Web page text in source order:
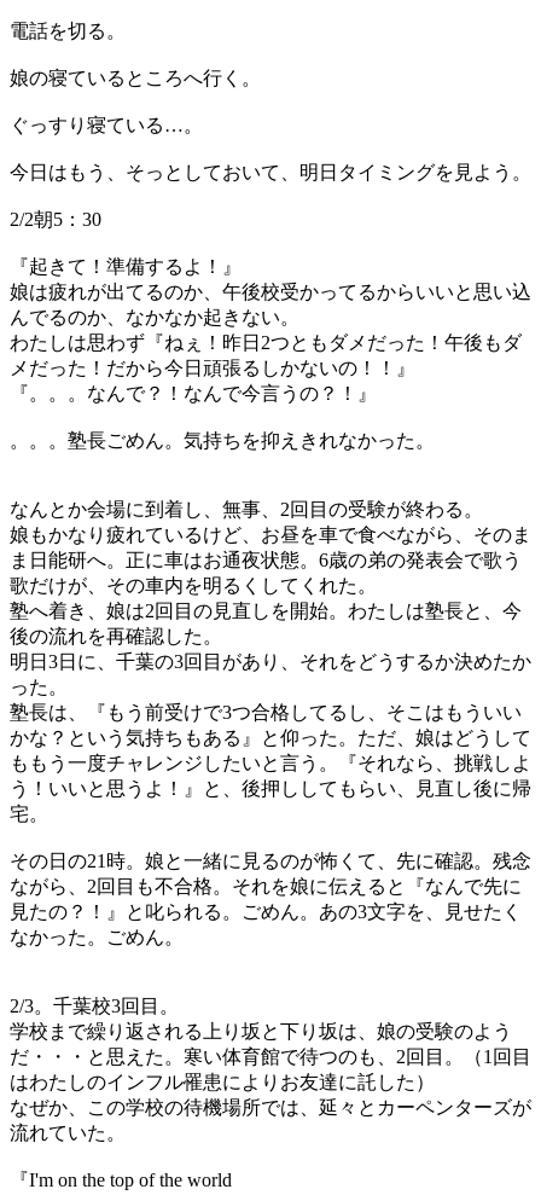
電話を切る。
娘の寝ているところへ行く。
ぐっすり寝ている…。
今日はもう、そっとしておいて、明日タイミングを見よう。
2/2朝5：30
『起きて！準備するよ！』
娘は疲れが出てるのか、午後校受かってるからいいと思い込
んでるのか、なかなか起きない。
わたしは思わず『ねぇ！昨日2つともダメだった！午後もダ
メだった！だから今日頑張るしかないの！！』
『。。。なんで？！なんで今言うの？！』
。。。塾長ごめん。気持ちを抑えきれなかった。
なんとか会場に到着し、無事、2回目の受験が終わる。
娘もかなり疲れているけど、お昼を車で食べながら、そのま
ま日能研へ。正に車はお通夜状態。6歳の弟の発表会で歌う
歌だけが、その車内を明るくしてくれた。
塾へ着き、娘は2回目の見直しを開始。わたしは塾長と、今
後の流れを再確認した。
明日3日に、千葉の3回目があり、それをどうするか決めたか
った。
塾長は、『もう前受けで3つ合格してるし、そこはもういい
かな？という気持ちもある』と仰った。ただ、娘はどうして
ももう一度チャレンジしたいと言う。『それなら、挑戦しよ
う！いいと思うよ！』と、後押ししてもらい、見直し後に帰
宅。
その日の21時。娘と一緒に見るのが怖くて、先に確認。残念
ながら、2回目も不合格。それを娘に伝えると『なんで先に
見たの？！』と叱られる。ごめん。あの3文字を、見せたく
なかった。ごめん。
2/3。千葉校3回目。
学校まで繰り返される上り坂と下り坂は、娘の受験のよう
だ・・・と思えた。寒い体育館で待つのも、2回目。（1回目
はわたしのインフル罹患によりお友達に託した）
なぜか、この学校の待機場所では、延々とカーペンターズが
流れていた。
『I'm on the top of the world